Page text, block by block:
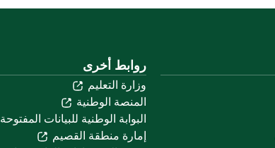
روابط أخرى
وزارة التعليم
المنصة الوطنية
البوابة الوطنية للبيانات المفتوحة
إمارة منطقة القصيم